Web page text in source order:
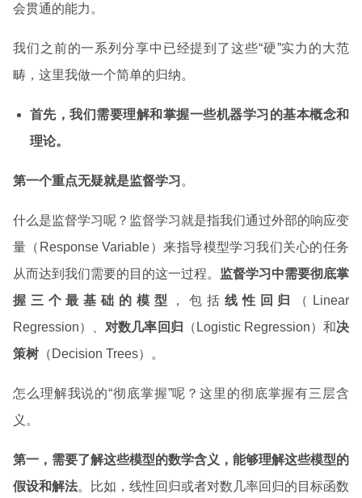
会贯通的能力。
我们之前的一系列分享中已经提到了这些“硬”实力的大范
畴，这里我做一个简单的归纳。
首先，我们需要理解和掌握一些机器学习的基本概念和
理论。
第一个重点无疑就是监督学习 。
什么是监督学习呢？监督学习就是指我们通过外部的响应变
量（Response Variable）来指导模型学习我们关心的任务
从而达到我们需要的目的这一过程。 监督学习中需要彻底掌
握三个最基础的模型
，包括 线性回归
（Linear
Regression）、 对数几率回归 （Logistic Regression）和决
策树 （Decision Trees）。
怎么理解我说的“彻底掌握”呢？这里的彻底掌握有三层含
义。
第一，需要了解这些模型的数学含义，能够理解这些模型的
假设和解法。比如，线性回归或者对数几率回归的目标函数